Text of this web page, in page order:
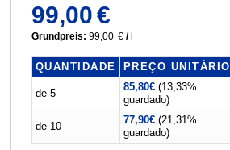
99,00€
Grundpreis: 99,00 €/l
QUANTIDADE PREÇO UNITÁRIO
de 5
85,80€(13,33%
guardado)
de 10
77,90€(21,31%
guardado)